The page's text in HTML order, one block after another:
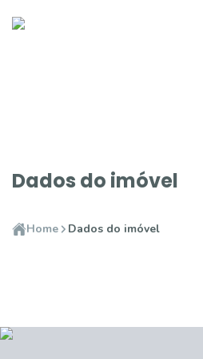
Dados do imóvel
Home Dados do imóvel